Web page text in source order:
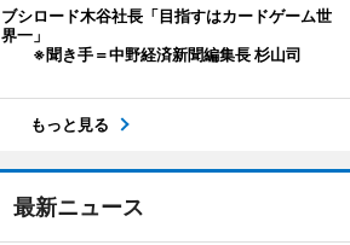
ブシロード木谷社長「目指すはカードゲーム世
界一」
※聞き手＝中野経済新聞編集長 杉山司
もっと見る
最新ニュース